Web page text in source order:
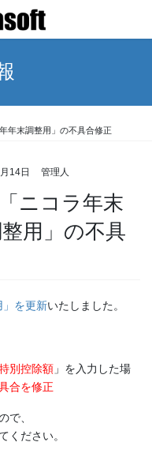
年末調整用」の不具合修正
14日 管理人
用」の不具
」を更新いたしました。
別控除額 」を入力した場
合を修正
で、
ください。